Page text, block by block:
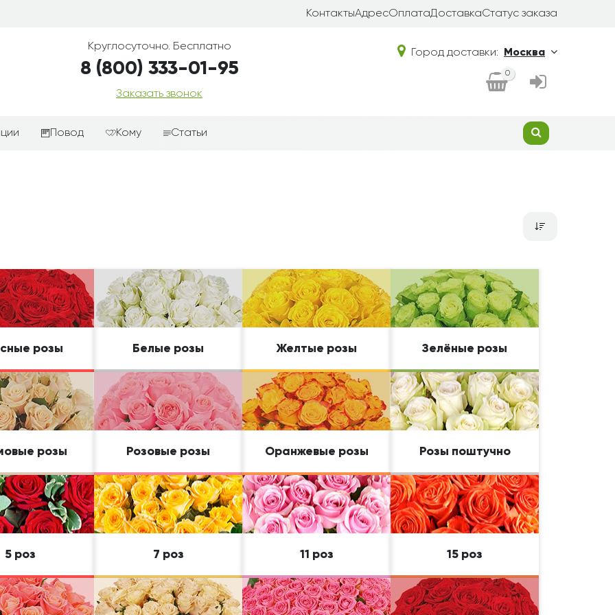
КонтактыАдресОплатаДоставкаСтатус заказа
Круглосуточно. Бесплатно
8 (800) 333-01-95
Заказать звонок
Город доставки: Москва
0
корзины
Повод
Любовь
Просто так
Свадьба
Юбилей
Кому
Папе
Ребенку
Подруге
Сестре
Врачу
Коллеге
Бабушке
Дедушке
Статьи
розы Белые розы Желтые розы Зелёные розы
розы Розовые розы Оранжевые розы Розы поштучно
5 роз 7 роз 11 роз 15 роз